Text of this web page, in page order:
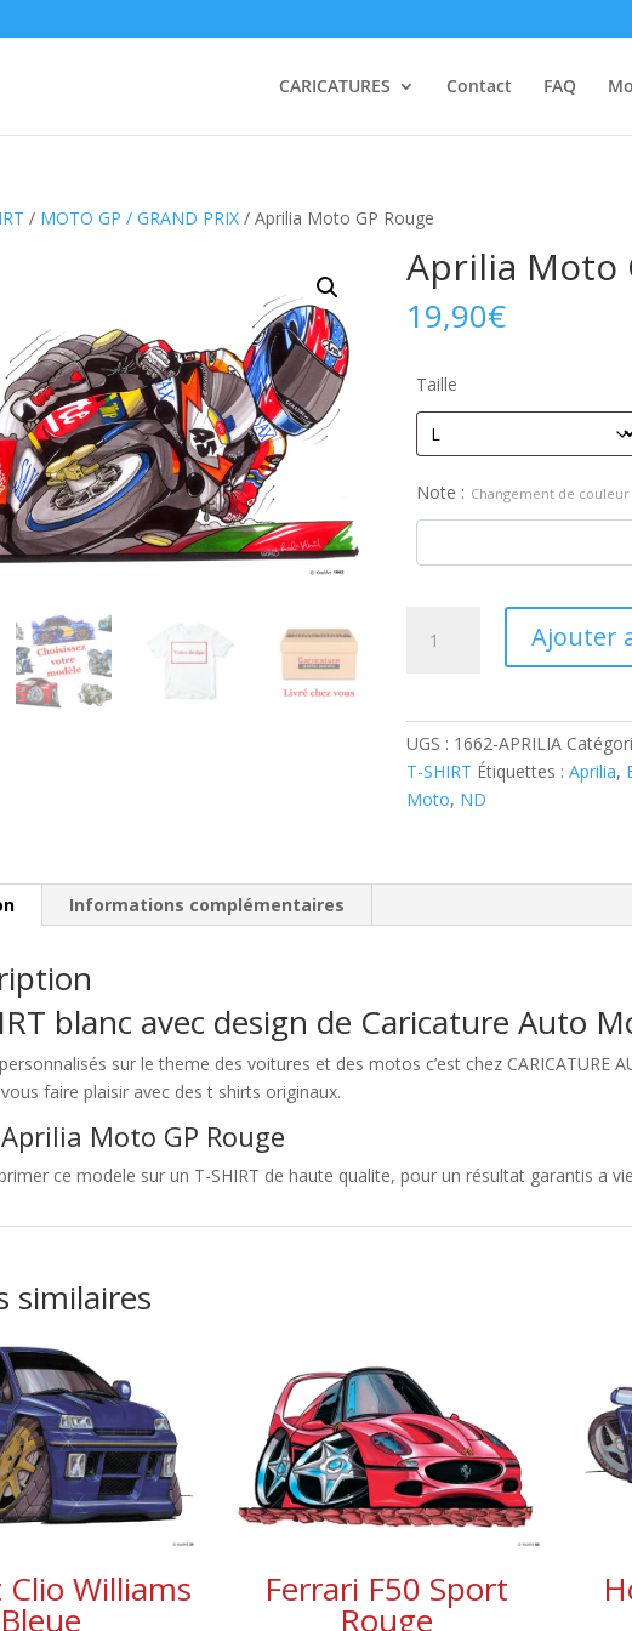
CARICATURES Contact FAQ
/ MOTO GP / GRAND PRIX/ Aprilia Moto GP Rouge
Aprilia Moto
19,90€
Taille
Note : Changement de
Ajouter
UGS : 1662-APRILIA
T-SHIRT Étiquettes :Aprilia,
Moto, ND
Informations complémentaires
blanc avec design de Caricature Auto
sur le theme des voitures et des motos c’est chez CARICATURE
faire plaisir avec des t shirts originaux.
Moto GP Rouge
ce modele sur un T-SHIRT de haute qualite, pour un résultat garantis a
similaires
Williams
Bleue
Ferrari F50 Sport
Rouge